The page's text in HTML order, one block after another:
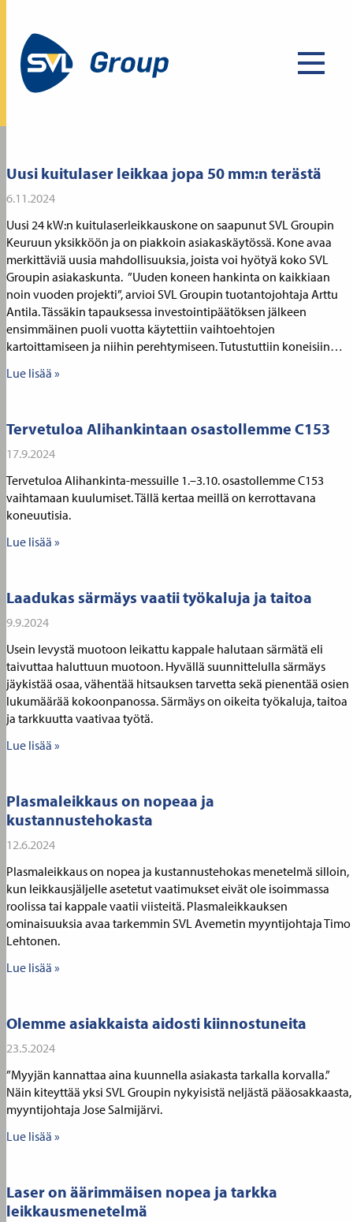
Uusi kuitulaser leikkaa jopa 50 mm:n terästä
6.11.2024
Uusi 24 kW:n kuitulaserleikkauskone on saapunut SVL Groupin
Keuruun yksikköön ja on piakkoin asiakaskäytössä. Kone avaa
merkittäviä uusia mahdollisuuksia, joista voi hyötyä koko SVL
Groupin asiakaskunta. ”Uuden koneen hankinta on kaikkiaan
noin vuoden projekti”, arvioi SVL Groupin tuotantojohtaja Arttu
Antila. Tässäkin tapauksessa investointipäätöksen jälkeen
ensimmäinen puoli vuotta käytettiin vaihtoehtojen
kartoittamiseen ja niihin perehtymiseen. Tutustuttiin koneisiin…
Lue lisää »
Tervetuloa Alihankintaan osastollemme C153
17.9.2024
Tervetuloa Alihankinta-messuille 1.–3.10. osastollemme C153
vaihtamaan kuulumiset. Tällä kertaa meillä on kerrottavana
koneuutisia.
Lue lisää »
Laadukas särmäys vaatii työkaluja ja taitoa
9.9.2024
Usein levystä muotoon leikattu kappale halutaan särmätä eli
taivuttaa haluttuun muotoon. Hyvällä suunnittelulla särmäys
jäykistää osaa, vähentää hitsauksen tarvetta sekä pienentää osien
lukumäärää kokoonpanossa. Särmäys on oikeita työkaluja, taitoa
ja tarkkuutta vaativaa työtä.
Lue lisää »
Plasmaleikkaus on nopeaa ja
kustannustehokasta
12.6.2024
Plasmaleikkaus on nopea ja kustannustehokas menetelmä silloin,
kun leikkausjäljelle asetetut vaatimukset eivät ole isoimmassa
roolissa tai kappale vaatii viisteitä. Plasmaleikkauksen
ominaisuuksia avaa tarkemmin SVL Avemetin myyntijohtaja Timo
Lehtonen.
Lue lisää »
Olemme asiakkaista aidosti kiinnostuneita
23.5.2024
”Myyjän kannattaa aina kuunnella asiakasta tarkalla korvalla.”
Näin kiteyttää yksi SVL Groupin nykyisistä neljästä pääosakkaasta,
myyntijohtaja Jose Salmijärvi.
Lue lisää »
Laser on äärimmäisen nopea ja tarkka
leikkausmenetelmä